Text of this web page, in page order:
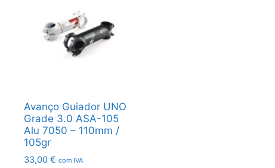
Avanço Guiador UNO
Grade 3.0 ASA-105
Alu 7050 – 110mm /
105gr
33,00 € com IVA